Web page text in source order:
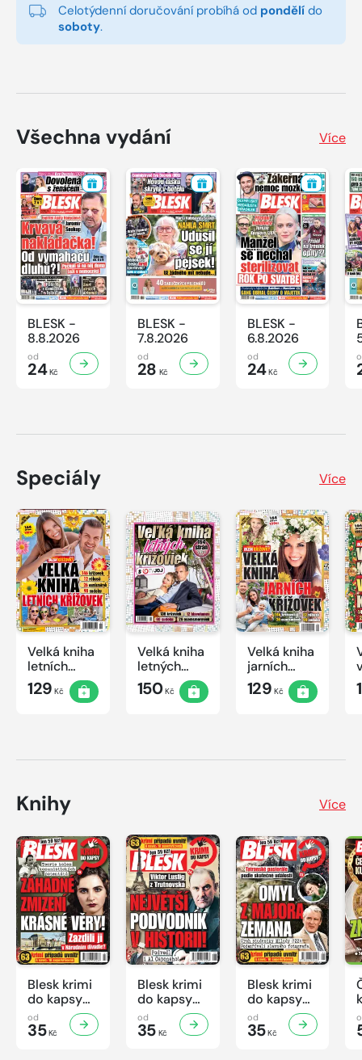
Celotýdenní doručování probíhá od pondělí do
soboty.
Všechna vydání Více
BLESK -
8.8.2026
od
24Kč
BLESK -
7.8.2026
od
28 Kč
BLESK -
6.8.2026
od
24Kč
Speciály Více
Velká kniha
letních
křížovek
2026
129 Kč
Velká kniha
letných
krížoviek s
TV JOJ
150Kč
Velká kniha
jarních
křížovek
2026
129 Kč
Knihy Více
Blesk krimi
do kapsy
č.7/2026
od
35Kč
Blesk krimi
do kapsy
č.6/2026
od
35Kč
Blesk krimi
do kapsy
č.5/2026
od
35Kč